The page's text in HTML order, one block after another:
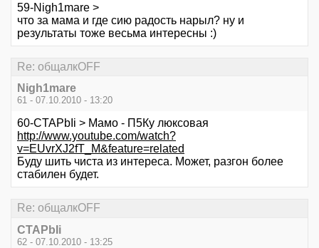
59-Nigh1mare >
что за мама и где сию радость нарыл? ну и
результаты тоже весьма интересны :)
Re: общалкOFF
Nigh1mare
61 - 07.10.2010 - 13:20
60-CTAPbIi > Мамо - П5Ку люксовая
http://www.youtube.com/watch?
v=EUvrXJ2fT_M&feature=related
Буду шить чиста из интереса. Может, разгон более
стабилен будет.
Re: общалкOFF
CTAPbIi
62 - 07.10.2010 - 13:25